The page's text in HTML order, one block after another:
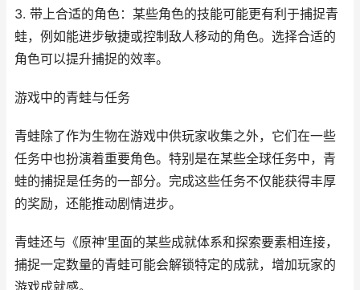
3. 带上合适的角色：某些角色的技能可能更有利于捕捉青
蛙，例如能进步敏捷或控制敌人移动的角色。选择合适的
角色可以提升捕捉的效率。
游戏中的青蛙与任务
青蛙除了作为生物在游戏中供玩家收集之外，它们在一些
任务中也扮演着重要角色。特别是在某些全球任务中，青
蛙的捕捉是任务的一部分。完成这些任务不仅能获得丰厚
的奖励，还能推动剧情进步。
青蛙还与《原神’里面的某些成就体系和探索要素相连接，
捕捉一定数量的青蛙可能会解锁特定的成就，增加玩家的